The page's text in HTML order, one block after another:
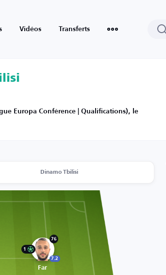
Vidéos Transferts
Europa Conférence | Qualifications), le
Dinamo Tbilisi
76
7.2
1
Far